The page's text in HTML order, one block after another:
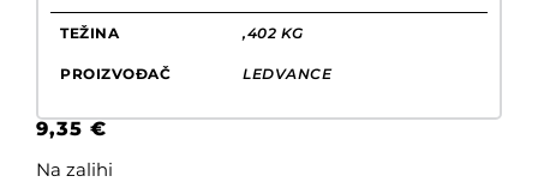
TEŽINA ,402 KG
PROIZVOĐAČ LEDVANCE
9,35 €
Na zalihi